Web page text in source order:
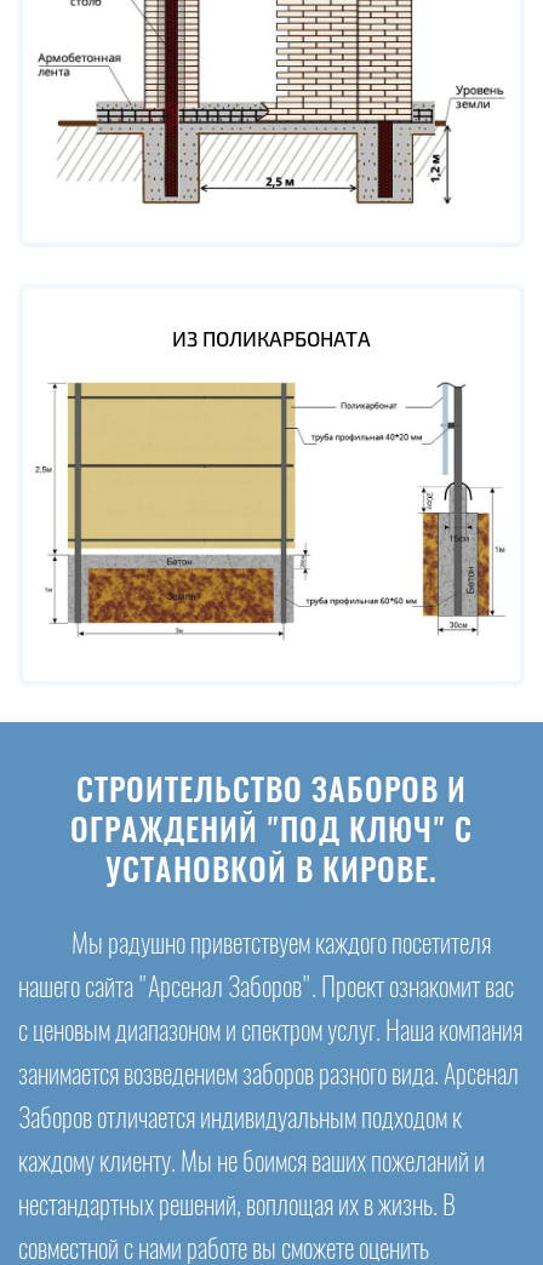
ИЗ ПОЛИКАРБОНАТА
СТРОИТЕЛЬСТВО ЗАБОРОВ И
ОГРАЖДЕНИЙ "ПОД КЛЮЧ" С
УСТАНОВКОЙ В КИРОВЕ.
Мы радушно приветствуем каждого посетителя
нашего сайта "Арсенал Заборов". Проект ознакомит вас
с ценовым диапазоном и спектром услуг. Наша компания
занимается возведением заборов разного вида. Арсенал
Заборов отличается индивидуальным подходом к
каждому клиенту. Мы не боимся ваших пожеланий и
нестандартных решений, воплощая их в жизнь. В
совместной с нами работе вы сможете оценить